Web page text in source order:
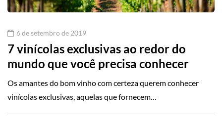
6 de setembro de 2019
7 vinícolas exclusivas ao redor do
mundo que você precisa conhecer
Os amantes do bom vinho com certeza querem conhecer
vinícolas exclusivas, aquelas que fornecem…